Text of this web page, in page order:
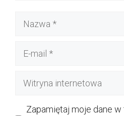
Nazwa
Witryna
Zapamiętaj moje dane